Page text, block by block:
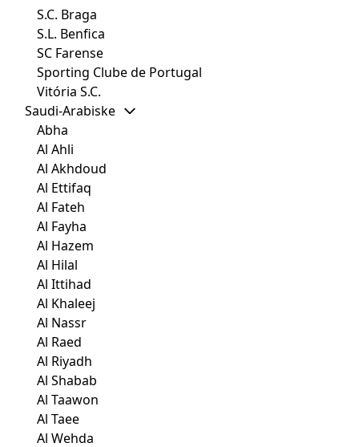
S.C. Braga
S.L. Benfica
SC Farense
Sporting Clube de Portugal
Vitória S.C.
Saudi-Arabiske
Abha
Al Ahli
Al Akhdoud
Al Ettifaq
Al Fateh
Al Fayha
Al Hazem
Al Hilal
Al Ittihad
Al Khaleej
Al Nassr
Al Raed
Al Riyadh
Al Shabab
Al Taawon
Al Taee
Al Wehda